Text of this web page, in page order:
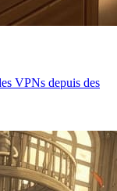
VPNs depuis des